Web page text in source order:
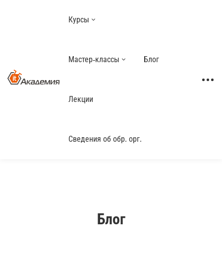
Курсы
Мастер-классы Блог
Лекции
Сведения об обр. орг.
Блог